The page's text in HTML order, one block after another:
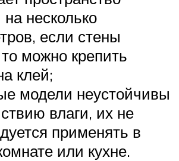
несколько
если стены
можно крепить
клей;
модели неустойчивы
влаги, их не
применять в
или кухне.